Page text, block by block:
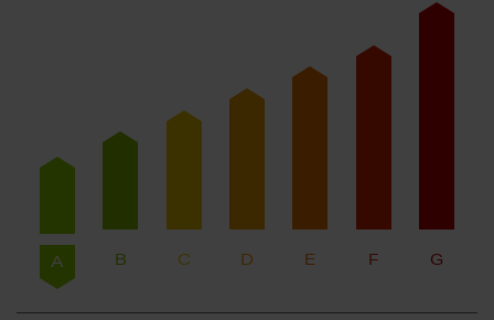
A B C D E F G